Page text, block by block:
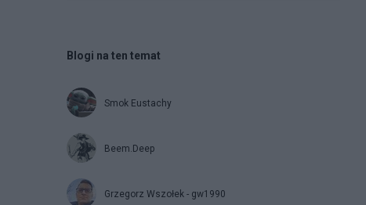
Blogi na ten temat
Smok Eustachy
Beem.Deep
Grzegorz Wszołek - gw1990